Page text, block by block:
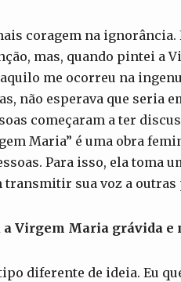
coragem na
mas, quando pintei a
me ocorreu na
não esperava que seria
começaram a ter
Maria” é uma obra
Para isso, ela toma
transmitir sua voz a outras
Virgem Maria grávida e
diferente de ideia. Eu